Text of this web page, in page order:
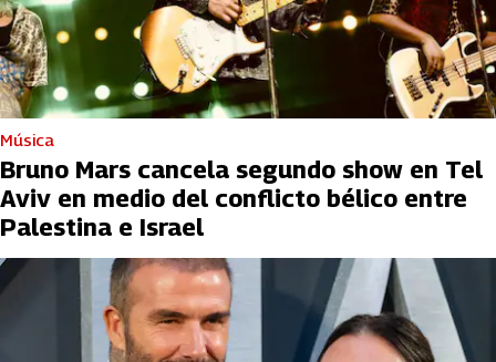
Música
Bruno Mars cancela segundo show en Tel
Aviv en medio del conflicto bélico entre
Palestina e Israel